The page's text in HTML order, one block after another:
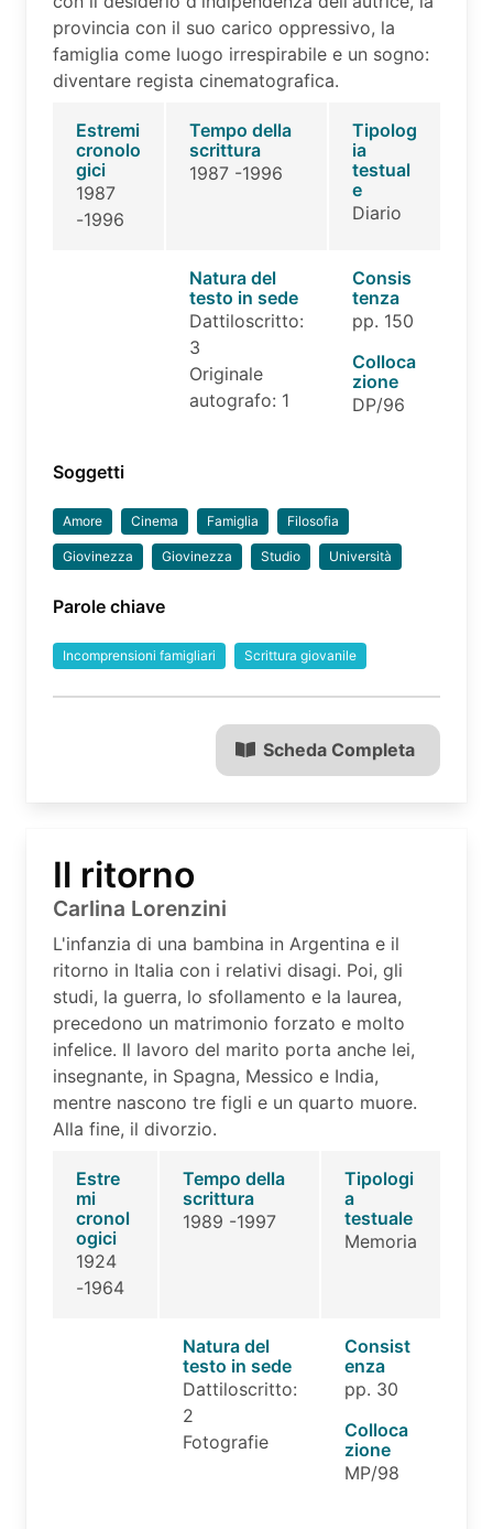
provincia con il suo carico oppressivo, la
famiglia come luogo irrespirabile e un sogno:
diventare regista cinematografica.
Estremi
cronolo
gici
1987
-1996
Tempo della
scrittura
1987 -1996
Tipolog
ia
testual
e
Diario
Natura del
testo in sede
Dattiloscritto:
3
Originale
autografo: 1
Consis
tenza
pp. 150
Colloca
zione
DP/96
Soggetti
Amore Cinema Famiglia Filosofia
Giovinezza Giovinezza Studio Università
Parole chiave
Incomprensioni famigliari Scrittura giovanile
Scheda Completa
Il ritorno
Carlina Lorenzini
L'infanzia di una bambina in Argentina e il
ritorno in Italia con i relativi disagi. Poi, gli
studi, la guerra, lo sfollamento e la laurea,
precedono un matrimonio forzato e molto
infelice. Il lavoro del marito porta anche lei,
insegnante, in Spagna, Messico e India,
mentre nascono tre figli e un quarto muore.
Alla fine, il divorzio.
Estre
mi
cronol
ogici
1924
-1964
Tempo della
scrittura
1989 -1997
Tipologi
a
testuale
Memoria
Natura del
testo in sede
Dattiloscritto:
2
Fotografie
Consist
enza
pp. 30
Colloca
zione
MP/98